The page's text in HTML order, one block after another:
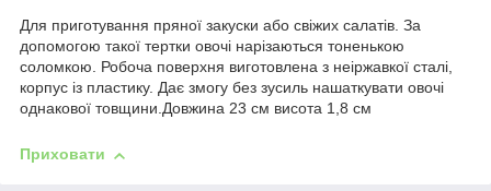
Для приготування пряної закуски або свіжих салатів. За
допомогою такої тертки овочі нарізаються тоненькою
соломкою. Робоча поверхня виготовлена з неіржавкої сталі,
корпус із пластику. Дає змогу без зусиль нашаткувати овочі
однакової товщини.Довжина 23 см висота 1,8 см
Приховати